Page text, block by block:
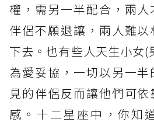
權，需另一半配合，兩
伴侶不願退讓，兩人難
下去。也有些人天生小女
為愛妥協，一切以另一
見的伴侶反而讓他們可
感。十二星座中，你知